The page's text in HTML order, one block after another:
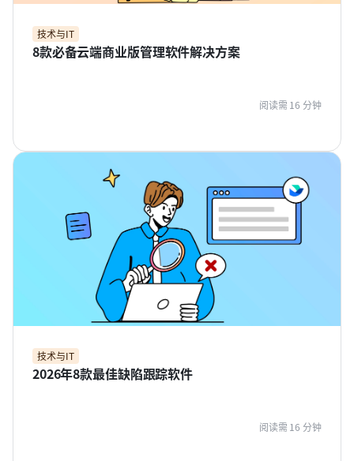
技术与IT
8款必备云端商业版管理软件解决方案
阅读需 16 分钟
技术与IT
2026年8款最佳缺陷跟踪软件
阅读需 16 分钟